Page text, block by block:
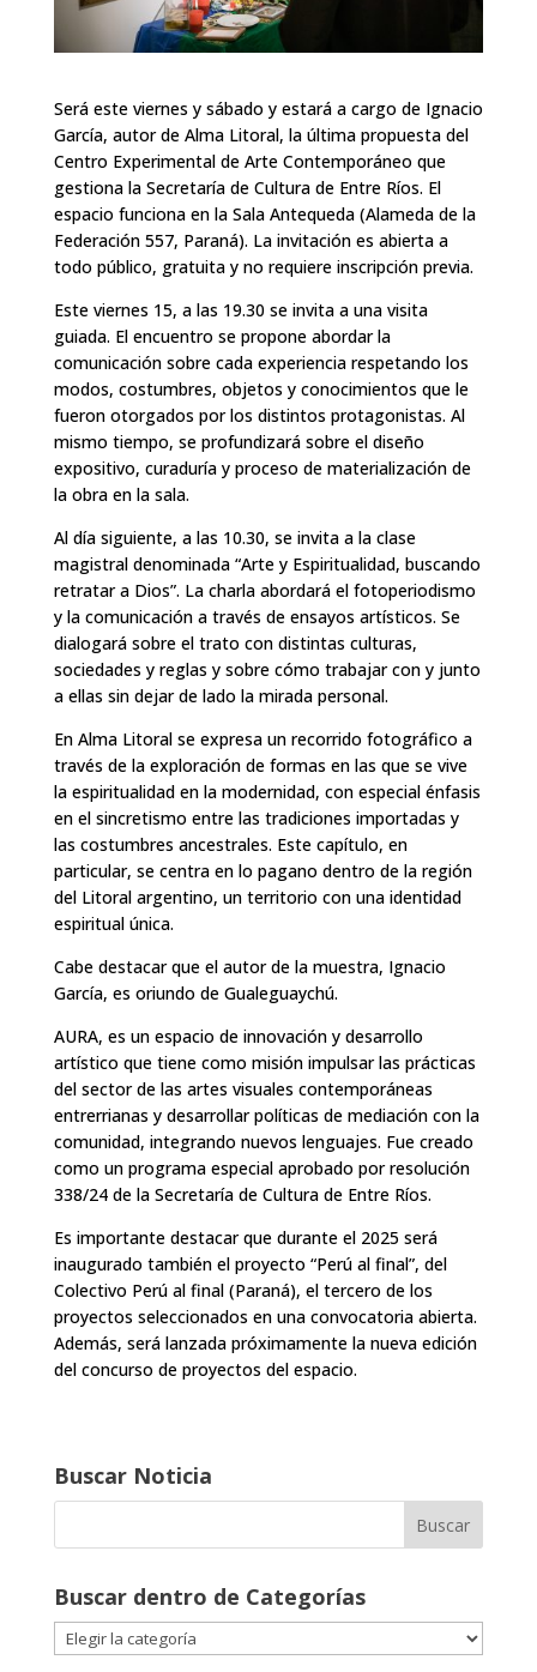
Será este viernes y sábado y estará a cargo de Ignacio
García, autor de Alma Litoral, la última propuesta del
Centro Experimental de Arte Contemporáneo que
gestiona la Secretaría de Cultura de Entre Ríos. El
espacio funciona en la Sala Antequeda (Alameda de la
Federación 557, Paraná). La invitación es abierta a
todo público, gratuita y no requiere inscripción previa.
Este viernes 15, a las 19.30 se invita a una visita
guiada. El encuentro se propone abordar la
comunicación sobre cada experiencia respetando los
modos, costumbres, objetos y conocimientos que le
fueron otorgados por los distintos protagonistas. Al
mismo tiempo, se profundizará sobre el diseño
expositivo, curaduría y proceso de materialización de
la obra en la sala.
Al día siguiente, a las 10.30, se invita a la clase
magistral denominada “Arte y Espiritualidad, buscando
retratar a Dios”. La charla abordará el fotoperiodismo
y la comunicación a través de ensayos artísticos. Se
dialogará sobre el trato con distintas culturas,
sociedades y reglas y sobre cómo trabajar con y junto
a ellas sin dejar de lado la mirada personal.
En Alma Litoral se expresa un recorrido fotográfico a
través de la exploración de formas en las que se vive
la espiritualidad en la modernidad, con especial énfasis
en el sincretismo entre las tradiciones importadas y
las costumbres ancestrales. Este capítulo, en
particular, se centra en lo pagano dentro de la región
del Litoral argentino, un territorio con una identidad
espiritual única.
Cabe destacar que el autor de la muestra, Ignacio
García, es oriundo de Gualeguaychú.
AURA, es un espacio de innovación y desarrollo
artístico que tiene como misión impulsar las prácticas
del sector de las artes visuales contemporáneas
entrerrianas y desarrollar políticas de mediación con la
comunidad, integrando nuevos lenguajes. Fue creado
como un programa especial aprobado por resolución
338/24 de la Secretaría de Cultura de Entre Ríos.
Es importante destacar que durante el 2025 será
inaugurado también el proyecto “Perú al final”, del
Colectivo Perú al final (Paraná), el tercero de los
proyectos seleccionados en una convocatoria abierta.
Además, será lanzada próximamente la nueva edición
del concurso de proyectos del espacio.
Buscar Noticia
Buscar dentro de Categorías
Buscar
dentro